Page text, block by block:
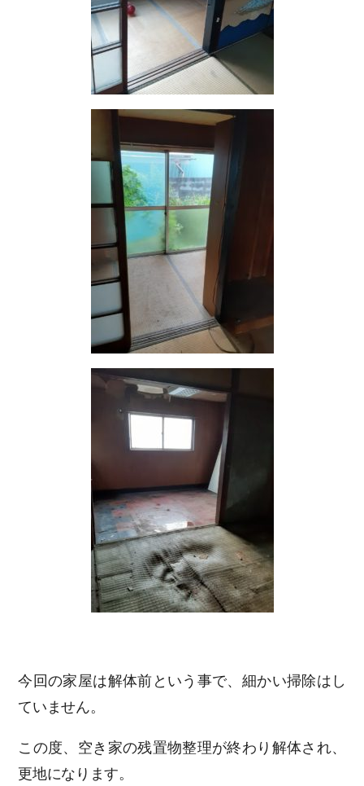
今回の家屋は解体前という事で、細かい掃除はし
ていません。
この度、空き家の残置物整理が終わり解体され、
更地になります。